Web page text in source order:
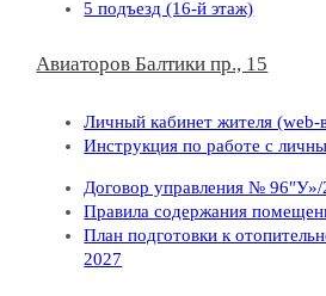
5 подъезд (16-й этаж)
Авиаторов Балтики пр., 15
Личный кабинет жителя (web-
Инструкция по работе с
Договор управления №
Правила содержания
План подготовки к
2027